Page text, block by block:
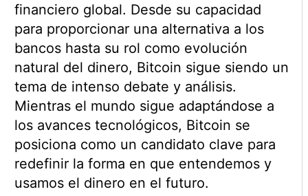
financiero global. Desde su capacidad
para proporcionar una alternativa a los
bancos hasta su rol como evolución
natural del dinero, Bitcoin sigue siendo un
tema de intenso debate y análisis.
Mientras el mundo sigue adaptándose a
los avances tecnológicos, Bitcoin se
posiciona como un candidato clave para
redefinir la forma en que entendemos y
usamos el dinero en el futuro.